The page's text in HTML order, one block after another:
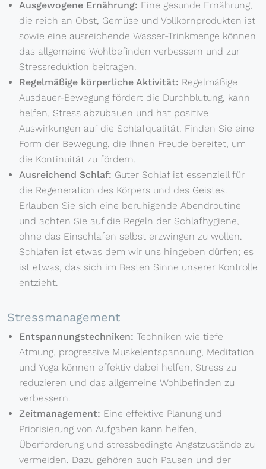
Ausgewogene Ernährung: Eine gesunde Ernährung,
die reich an Obst, Gemüse und Vollkornprodukten ist
sowie eine ausreichende Wasser-Trinkmenge können
das allgemeine Wohlbefinden verbessern und zur
Stressreduktion beitragen.
Regelmäßige körperliche Aktivität: Regelmäßige
Ausdauer-Bewegung fördert die Durchblutung, kann
helfen, Stress abzubauen und hat positive
Auswirkungen auf die Schlafqualität. Finden Sie eine
Form der Bewegung, die Ihnen Freude bereitet, um
die Kontinuität zu fördern.
Ausreichend Schlaf: Guter Schlaf ist essenziell für
die Regeneration des Körpers und des Geistes.
Erlauben Sie sich eine beruhigende Abendroutine
und achten Sie auf die Regeln der Schlafhygiene,
ohne das Einschlafen selbst erzwingen zu wollen.
Schlafen ist etwas dem wir uns hingeben dürfen; es
ist etwas, das sich im Besten Sinne unserer Kontrolle
entzieht.
Stressmanagement
Entspannungstechniken: Techniken wie tiefe
Atmung, progressive Muskelentspannung, Meditation
und Yoga können effektiv dabei helfen, Stress zu
reduzieren und das allgemeine Wohlbefinden zu
verbessern.
Zeitmanagement: Eine effektive Planung und
Priorisierung von Aufgaben kann helfen,
Überforderung und stressbedingte Angstzustände zu
vermeiden. Dazu gehören auch Pausen und der